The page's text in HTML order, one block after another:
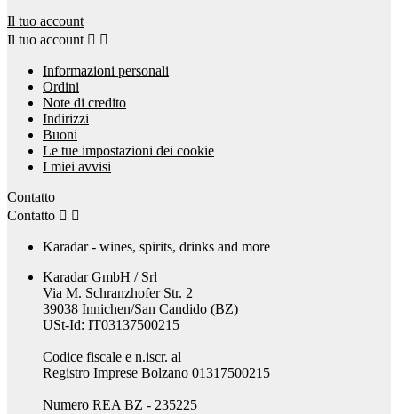
Il tuo account
Il tuo account  
Informazioni personali
Ordini
Note di credito
Indirizzi
Buoni
Le tue impostazioni dei cookie
I miei avvisi
Contatto
Contatto  
Karadar - wines, spirits, drinks and more
Karadar GmbH / Srl
Via M. Schranzhofer Str. 2
39038 Innichen/San Candido (BZ)
USt-Id: IT03137500215
Codice fiscale e n.iscr. al
Registro Imprese Bolzano 01317500215
Numero REA BZ - 235225